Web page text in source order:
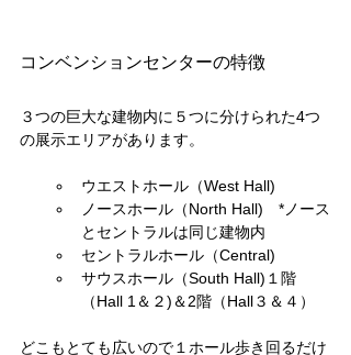
コンベンションセンターの特徴
３つの巨大な建物内に５つに分けられた4つ
の展示エリアがあります。
ウエストホール（West Hall)
ノースホール（North Hall)　*ノース
とセントラルは同じ建物内
セントラルホール（Central)
サウスホール（South Hall)１階
（Hall 1＆２)＆2階（Hall３＆４）
どこもとても広いので１ホール歩き回るだけ